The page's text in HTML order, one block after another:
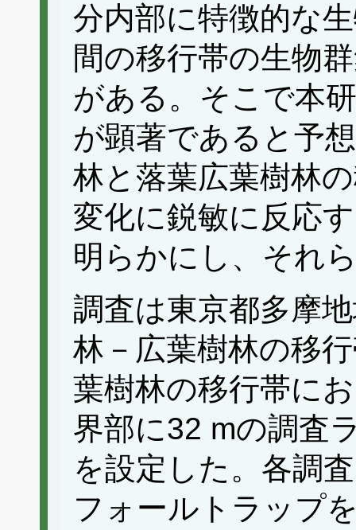
分内部に特徴的な
間の移行帯の生物
がある。そこで本
が顕著であると予
林と落葉広葉樹林
変化に鋭敏に反応
明らかにし、それ
調査は東京都多摩
林－広葉樹林の移
葉樹林の移行帯に
界部に32 mの調査
を設定した。各調
フォールトラップ